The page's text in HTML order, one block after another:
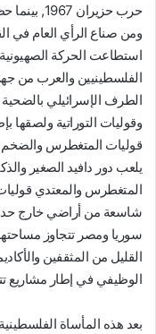
حرب
استطاعت الحركة
الفلسطينيين والعرب من
الطرف الإسرائيلي
وقوليات التوراتية
قوليات المتغطرس والضخم
يلعب دور دافيد الصغير
شاسعة من أراضي خارج
سوريا ومصر تتجاوز
القليل من المثقفين
الوظيفي في إطار مشاريع